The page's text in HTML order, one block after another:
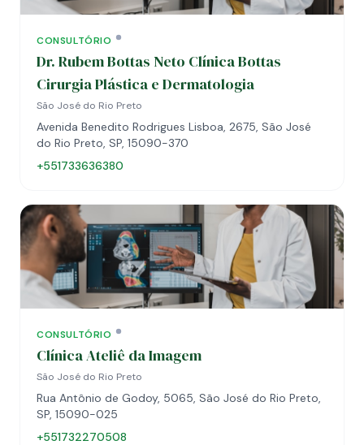
CONSULTÓRIO
Dr. Rubem Bottas Neto Clínica Bottas
Cirurgia Plástica e Dermatologia
São José do Rio Preto
Avenida Benedito Rodrigues Lisboa, 2675, São José
do Rio Preto, SP, 15090-370
+551733636380
CONSULTÓRIO
Clínica Ateliê da Imagem
São José do Rio Preto
Rua Antônio de Godoy, 5065, São José do Rio Preto,
SP, 15090-025
+551732270508